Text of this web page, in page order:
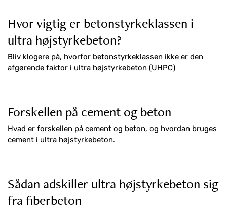
Hvor vigtig er betonstyrkeklassen i
ultra højstyrkebeton?
Bliv klogere på, hvorfor betonstyrkeklassen ikke er den
afgørende faktor i ultra højstyrkebeton (UHPC)
Forskellen på cement og beton
Hvad er forskellen på cement og beton, og hvordan bruges
cement i ultra højstyrkebeton.
Sådan adskiller ultra højstyrkebeton sig
fra fiberbeton